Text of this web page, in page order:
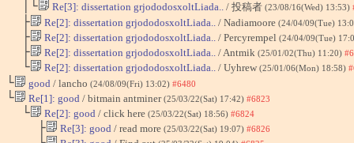
│└ Re[3]: dissertation grjododosxoltLiada.. / 投稿者 (23/08/16(Wed) 13:53)
├ Re[2]: dissertation grjododosxoltLiada.. / Nadiamoore (24/04/09(Tue)
├ Re[2]: dissertation grjododosxoltLiada.. / Percyrempel (24/04/09(Tue)
├ Re[2]: dissertation grjododosxoltLiada.. / Antmik (25/01/02(Thu) 11:20)
└ Re[2]: dissertation grjododosxoltLiada.. / Uyhrew (25/01/06(Mon) 18:58)
└ good / lancho (24/08/09(Fri) 13:02) #6480
└ Re[1]: good / bitmain antminer(25/03/22(Sat) 17:42) #6823
└ Re[2]: good / click here (25/03/22(Sat) 18:56) #6824
├ Re[3]: good / read more (25/03/22(Sat) 19:07) #6826